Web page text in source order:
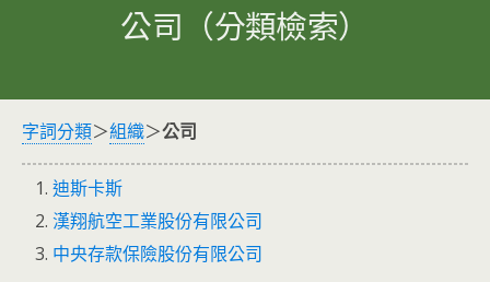
公司（分類檢索）
字詞分類＞組織＞公司
迪斯卡斯
漢翔航空工業股份有限公司
中央存款保險股份有限公司